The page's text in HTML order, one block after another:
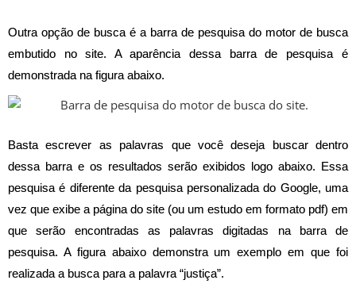
Outra opção de busca é a barra de pesquisa do motor de busca
embutido no site. A aparência dessa barra de pesquisa é
demonstrada na figura abaixo.
Basta escrever as palavras que você deseja buscar dentro
dessa barra e os resultados serão exibidos logo abaixo. Essa
pesquisa é diferente da pesquisa personalizada do Google, uma
vez que exibe a página do site (ou um estudo em formato pdf) em
que serão encontradas as palavras digitadas na barra de
pesquisa. A figura abaixo demonstra um exemplo em que foi
realizada a busca para a palavra “justiça”.